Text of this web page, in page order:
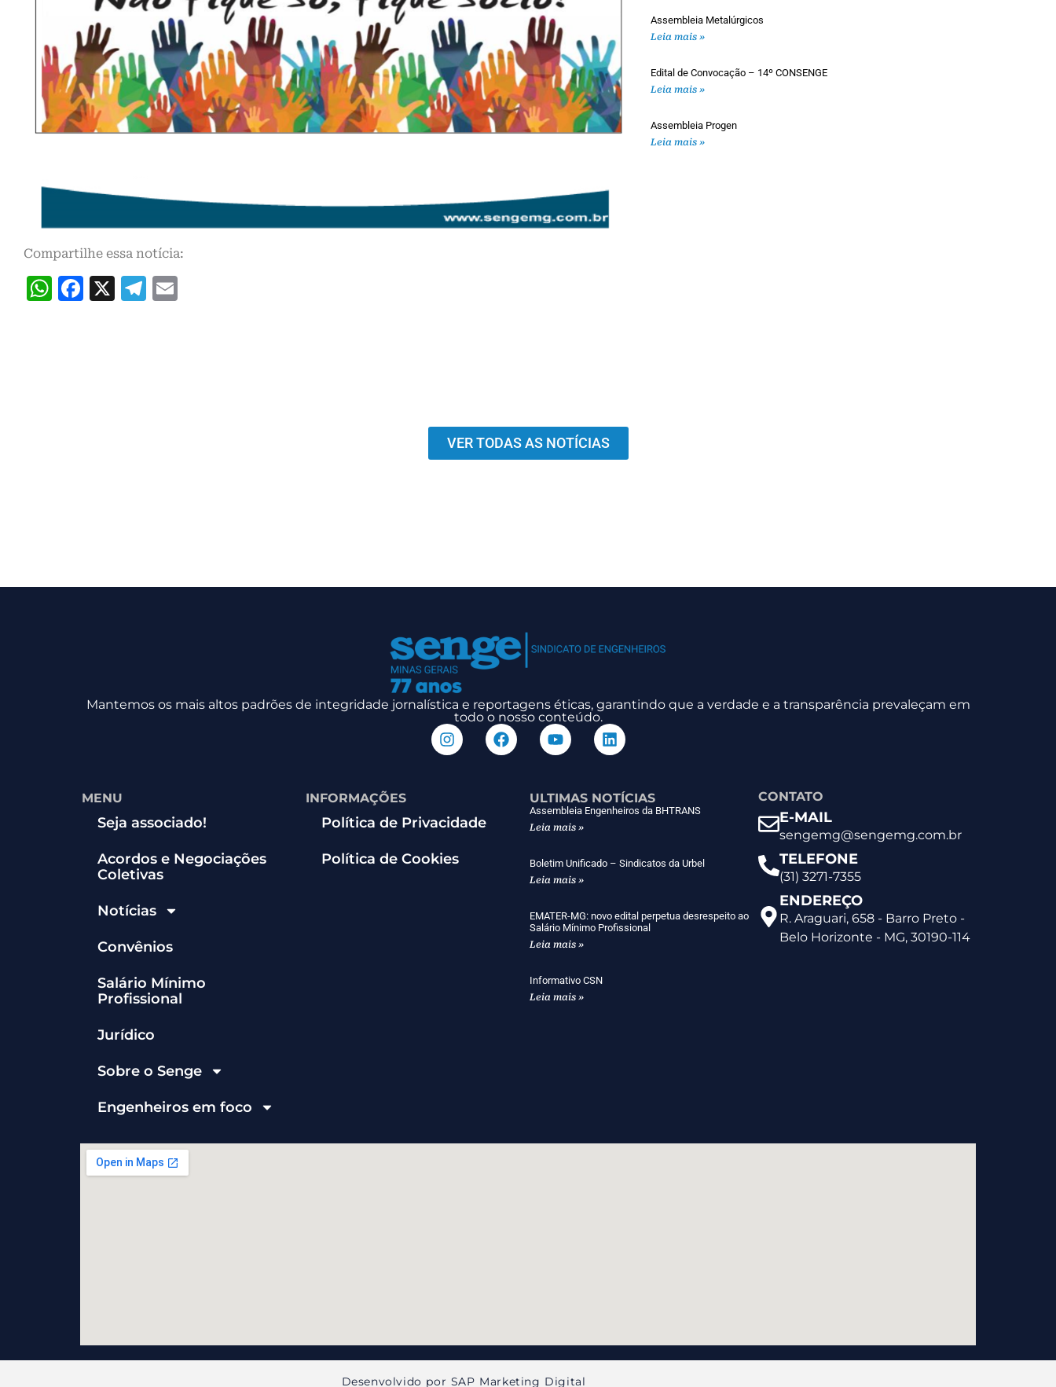
Compartilhe essa notícia:
WhatsApp
Facebook
X Telegram
Assembleia Metalúrgicos
Leia mais »
Edital de Convocação – 14º CONSENGE
Leia mais »
Assembleia Progen
Leia mais »
VER TODAS AS NOTÍCIAS
Mantemos os mais altos padrões de integridade jornalística e reportagens éticas, garantindo que a verdade e a transparência prevaleçam em
todo o nosso conteúdo.
MENU
Seja associado!
Acordos e Negociações
Coletivas
Notícias
Convênios
Salário Mínimo
Profissional
Jurídico
Sobre o Senge
Engenheiros em foco
INFORMAÇÕES
Política de Privacidade
Política de Cookies
ULTIMAS NOTÍCIAS
Assembleia Engenheiros da BHTRANS
Leia mais »
Boletim Unificado – Sindicatos da Urbel
Leia mais »
EMATER-MG: novo edital perpetua desrespeito ao
Salário Mínimo Profissional
Leia mais »
Informativo CSN
Leia mais »
CONTATO
E-MAIL
sengemg@sengemg.com.br
TELEFONE
(31) 3271-7355
ENDEREÇO
R. Araguari, 658 - Barro Preto -
Belo Horizonte - MG, 30190-114
Desenvolvido por SAP Marketing Digital